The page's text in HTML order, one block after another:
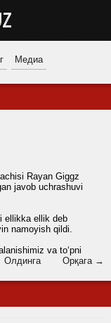
Медиа
Rayan Giggz
javob uchrashuvi
ellikka ellik deb
namoyish qildi.
va to‘pni
Олдинга Орқага →